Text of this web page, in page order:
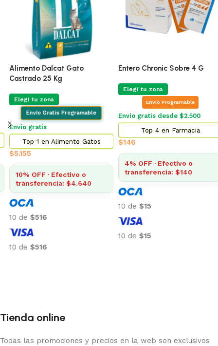
Alimento Dalcat Gato
Castrado 25 Kg
Elegí tu zona
Envío Gratis Programable
Envío gratis
Top 1 en Alimento Gatos
5.155
10% OFF · Efectivo o
transferencia: $4.640
10 de$516
10 de$516
Entero Chronic Sobre 4 G
Elegí tu zona
Envio Programable
Envío gratis desde $2.500
Top 4 en Farmacia
146
4% OFF · Efectivo o
transferencia: $140
10 de$15
10 de$15
Tienda online
Todas las promociones y precios en la web son exclusivos